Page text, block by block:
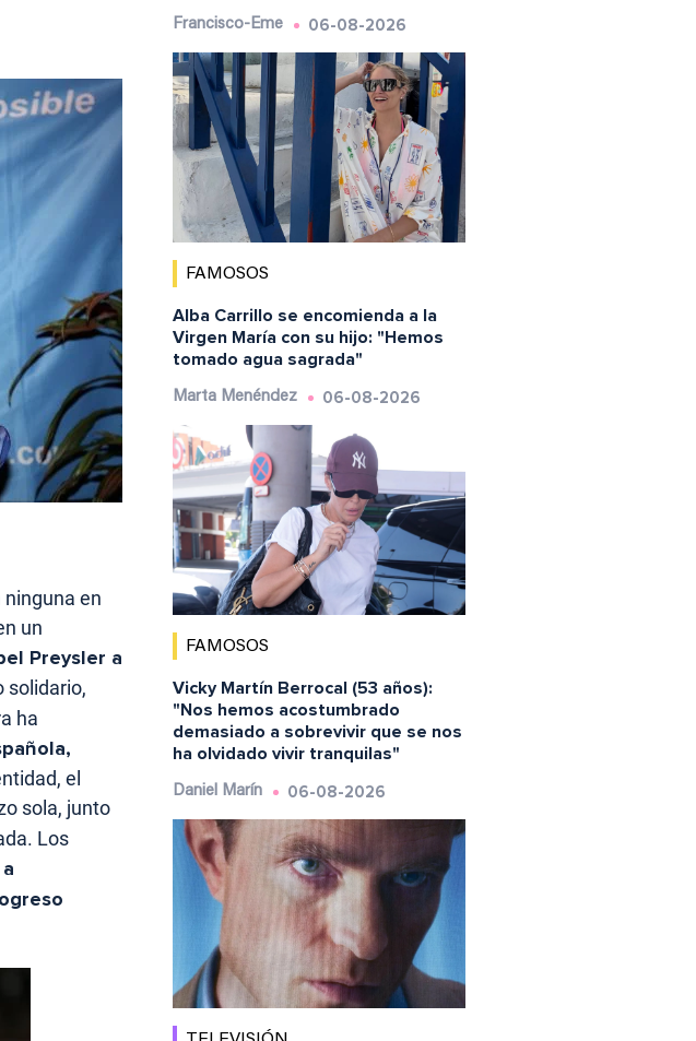
en
un
Preysler a
solidario,
ha
el
sola, junto
Los
Francisco-Eme 06-08-2026
FAMOSOS
Alba Carrillo se encomienda a la
Virgen María con su hijo: "Hemos
tomado agua sagrada"
Marta Menéndez 06-08-2026
FAMOSOS
Vicky Martín Berrocal (53 años):
"Nos hemos acostumbrado
demasiado a sobrevivir que se nos
ha olvidado vivir tranquilas"
Daniel Marín 06-08-2026